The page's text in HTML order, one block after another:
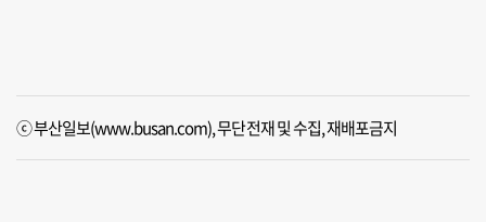
ⓒ 부산일보(www.busan.com), 무단전재 및 수집, 재배포금지